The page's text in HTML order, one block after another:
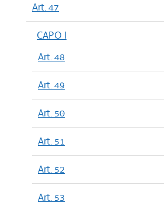
Art. 47
CAPO I
Art. 48
Art. 49
Art. 50
Art. 51
Art. 52
Art. 53